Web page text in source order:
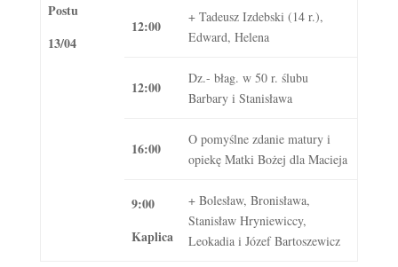
Postu
13/04
12:00
+ Tadeusz Izdebski (14 r.),
Edward, Helena
12:00
Dz.- błag. w 50 r. ślubu
Barbary i Stanisława
16:00
O pomyślne zdanie matury i
opiekę Matki Bożej dla Macieja
9:00
Kaplica
+ Bolesław, Bronisława,
Stanisław Hryniewiccy,
Leokadia i Józef Bartoszewicz